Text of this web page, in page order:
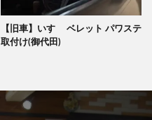
【旧車】いすゞ ベレット パワステ
取付け(御代田)